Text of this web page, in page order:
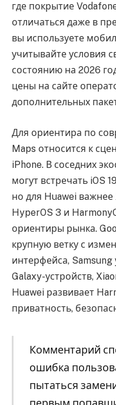
где покрытие
отличаться даже в
вы используете
учитывайте условия
состоянию на 2026
цены на сайте
дополнительных
Для ориентира по
Maps относится к
iPhone. В соседних
могут встречать iOS
но для Huawei важнее
HyperOS 3 и
ориентиры рынка.
крупную ветку с
интерфейса, Samsung
Galaxy-устройств,
Huawei развивает
приватность,
Комментарий
ошибка
пытаться